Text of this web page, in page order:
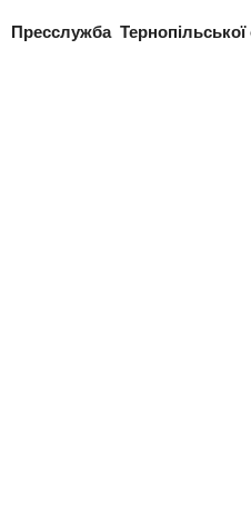
Пресслужба Тернопільської